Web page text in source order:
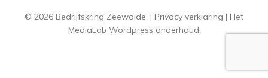
© 2026 Bedrijfskring Zeewolde. | Privacy verklaring | Het
MediaLab Wordpress onderhoud